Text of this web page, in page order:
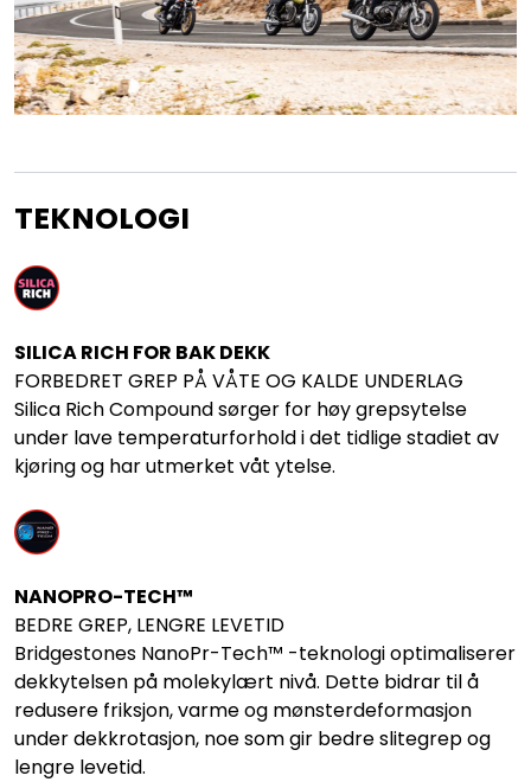
TEKNOLOGI
SILICA RICH FOR BAK DEKK
FORBEDRET GREP PÅ VÅTE OG KALDE UNDERLAG
Silica Rich Compound sørger for høy grepsytelse
under lave temperaturforhold i det tidlige stadiet av
kjøring og har utmerket våt ytelse.
NANOPRO-TECH™
BEDRE GREP, LENGRE LEVETID
Bridgestones NanoPr-Tech™ -teknologi optimaliserer
dekkytelsen på molekylært nivå. Dette bidrar til å
redusere friksjon, varme og mønsterdeformasjon
under dekkrotasjon, noe som gir bedre slitegrep og
lengre levetid.